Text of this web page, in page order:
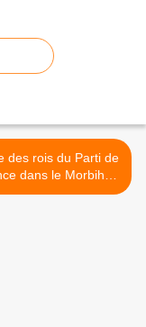
des rois du Parti de
dans le Morbihan
samedi 28 janvier >